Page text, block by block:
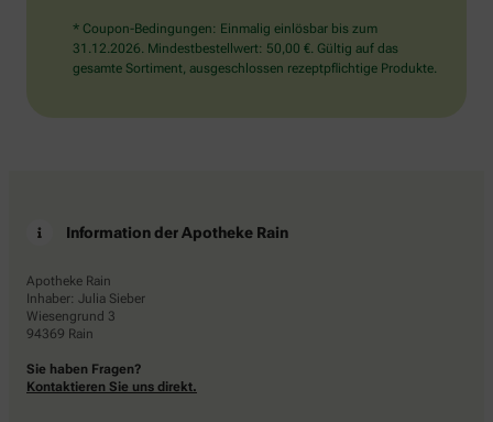
* Coupon-Bedingungen: Einmalig einlösbar bis zum
31.12.2026. Mindestbestellwert: 50,00 €. Gültig auf das
gesamte Sortiment, ausgeschlossen rezeptpflichtige Produkte.
Information der Apotheke Rain
Apotheke Rain
Inhaber: Julia Sieber
Wiesengrund 3
94369 Rain
Sie haben Fragen?
Kontaktieren Sie uns direkt.